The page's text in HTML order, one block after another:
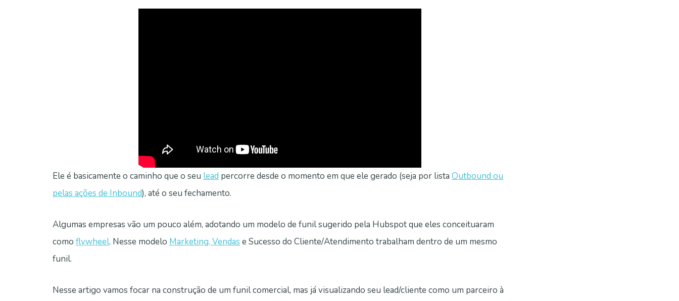
Ele é basicamente o caminho que o seu lead percorre desde o momento em que ele gerado (seja por lista Outbound ou
pelas ações de Inbound), até o seu fechamento.
Algumas empresas vão um pouco além, adotando um modelo de funil sugerido pela Hubspot que eles conceituaram
como flywheel. Nesse modelo Marketing, Vendas e Sucesso do Cliente/Atendimento trabalham dentro de um mesmo
funil.
Nesse artigo vamos focar na construção de um funil comercial, mas já visualizando seu lead/cliente como um parceiro à